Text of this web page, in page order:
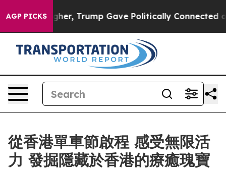
AGP PICKSTrump Gave Politically Connected oil
從香港單車節啟程 感受無限活
力 發掘隱藏於香港的療癒瑰寶